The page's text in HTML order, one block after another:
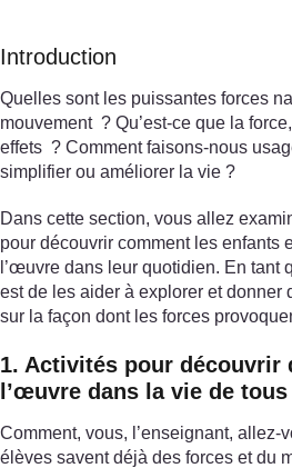
Introduction
Quelles sont les puissantes forces
mouvement ? Qu’est-ce que la
effets ? Comment faisons-nous
simplifier ou améliorer la vie ?
Dans cette section, vous allez
pour découvrir comment les enfants
l’œuvre dans leur quotidien. En tant
est de les aider à explorer et donner
sur la façon dont les forces
1. Activités pour découvrir
l’œuvre dans la vie de
Comment, vous, l’enseignant, allez-
élèves savent déjà des forces et du